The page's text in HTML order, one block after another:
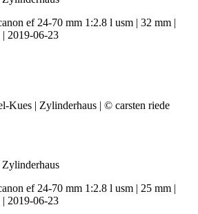
ef 24-70 mm 1:2.8 l usm | 32 mm |
| 2019-06-23
ef 24-70 mm 1:2.8 l usm | 25 mm |
| 2019-06-23